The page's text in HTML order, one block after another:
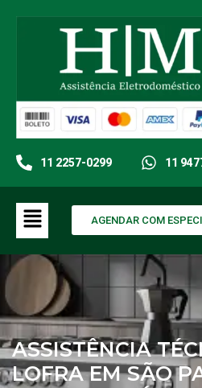
11 2257-0299 11
AGENDAR COM
ASSISTÊNCIA
LOFRA EM SÃO